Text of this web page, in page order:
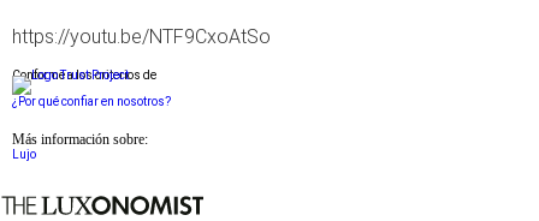
https://youtu.be/NTF9CxoAtSo
Conforme a los criterios de
¿Por qué confiar en nosotros?
Más información sobre:
Lujo